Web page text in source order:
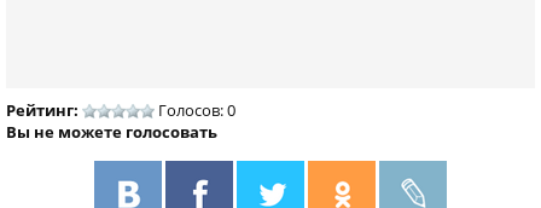
Рейтинг:
Голосов: 0
Вы не можете голосовать